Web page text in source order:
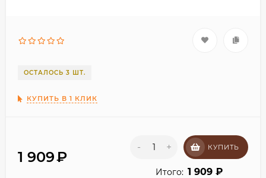
ОСТАЛОСЬ 3 ШТ.
КУПИТЬ В 1 КЛИК
1 909₽
- + КУПИТЬ
Итого: 1 909 ₽